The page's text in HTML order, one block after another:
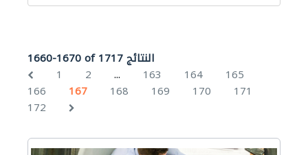
1660-1670 of 1717 النتائج
1
2 ... 163 164
165
166
167 168 169 170
171
172